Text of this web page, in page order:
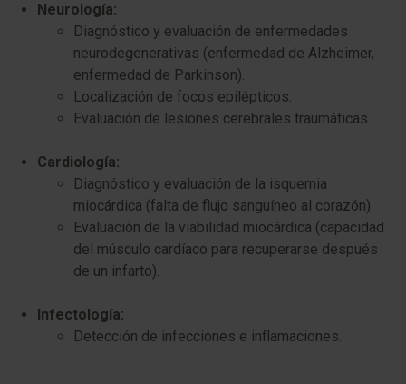
Neurología:
Diagnóstico y evaluación de enfermedades
neurodegenerativas (enfermedad de Alzheimer,
enfermedad de Parkinson).
Localización de focos epilépticos.
Evaluación de lesiones cerebrales traumáticas.
Cardiología:
Diagnóstico y evaluación de la isquemia
miocárdica (falta de flujo sanguíneo al corazón).
Evaluación de la viabilidad miocárdica (capacidad
del músculo cardíaco para recuperarse después
de un infarto).
Infectología:
Detección de infecciones e inflamaciones.